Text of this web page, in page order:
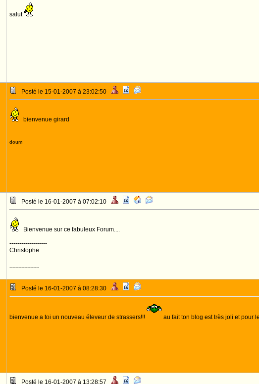
salut
Posté le 15-01-2007 à 23:02:50
bienvenue girard
--------------------
doum
Posté le 16-01-2007 à 07:02:10
Bienvenue sur ce fabuleux Forum....
-------------------
Christophe
--------------------
Posté le 16-01-2007 à 08:28:30
bienvenue a toi un nouveau éleveur de strassers!!! au fait ton blog est très joli et pour
Posté le 16-01-2007 à 13:28:57